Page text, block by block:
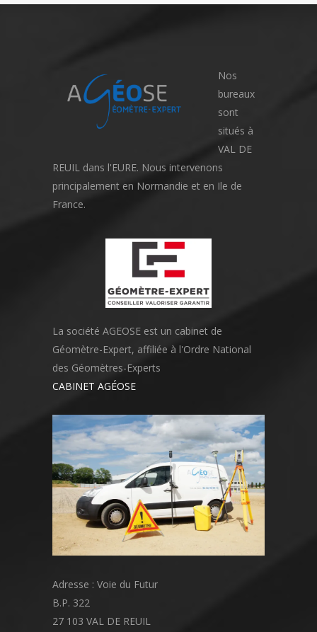
Nos
bureaux
sont
situés à
VAL DE
REUIL dans l'EURE. Nous intervenons
principalement en Normandie et en Ile de
France.
La société AGEOSE est un cabinet de
Géomètre-Expert, affiliée à l'Ordre National
des Géomètres-Experts
CABINET AGÉOSE
Adresse : Voie du Futur
B.P. 322
27 103 VAL DE REUIL